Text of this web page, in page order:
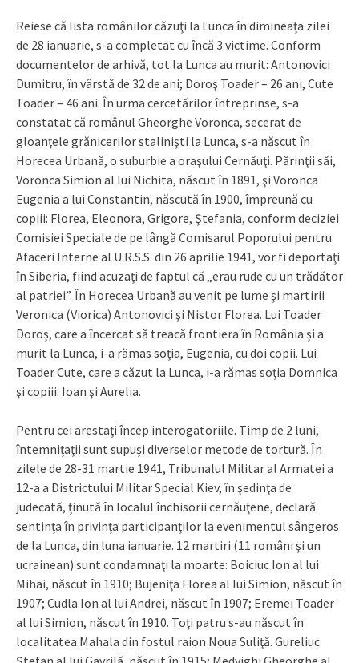
Reiese că lista românilor căzuţi la Lunca în dimineaţa zilei
de 28 ianuarie, s-a completat cu încă 3 victime. Conform
documentelor de arhivă, tot la Lunca au murit: Antonovici
Dumitru, în vârstă de 32 de ani; Doroş Toader – 26 ani, Cute
Toader – 46 ani. În urma cercetărilor întreprinse, s-a
constatat că românul Gheorghe Voronca, secerat de
gloanţele grănicerilor stalinişti la Lunca, s-a născut în
Horecea Urbană, o suburbie a oraşului Cernăuţi. Părinţii săi,
Voronca Simion al lui Nichita, născut în 1891, şi Voronca
Eugenia a lui Constantin, născută în 1900, împreună cu
copiii: Florea, Eleonora, Grigore, Ştefania, conform deciziei
Comisiei Speciale de pe lângă Comisarul Poporului pentru
Afaceri Interne al U.R.S.S. din 26 aprilie 1941, vor fi deportaţi
în Siberia, fiind acuzaţi de faptul că „erau rude cu un trădător
al patriei”. În Horecea Urbană au venit pe lume şi martirii
Veronica (Viorica) Antonovici şi Nistor Florea. Lui Toader
Doroş, care a încercat să treacă frontiera în România şi a
murit la Lunca, i-a rămas soţia, Eugenia, cu doi copii. Lui
Toader Cute, care a căzut la Lunca, i-a rămas soţia Domnica
şi copiii: Ioan şi Aurelia.
Pentru cei arestaţi încep interogatoriile. Timp de 2 luni,
întemniţaţii sunt supuşi diverselor metode de tortură. În
zilele de 28-31 martie 1941, Tribunalul Militar al Armatei a
12-a a Districtului Militar Special Kiev, în şedinţa de
judecată, ţinută în localul închisorii cernăuţene, declară
sentinţa în privinţa participanţilor la evenimentul sângeros
de la Lunca, din luna ianuarie. 12 martiri (11 români şi un
ucrainean) sunt condamnaţi la moarte: Boiciuc Ion al lui
Mihai, născut în 1910; Bujeniţa Florea al lui Simion, născut în
1907; Cudla Ion al lui Andrei, născut în 1907; Eremei Toader
al lui Simion, născut în 1910. Toţi patru s-au născut în
localitatea Mahala din fostul raion Noua Suliţă. Gureliuc